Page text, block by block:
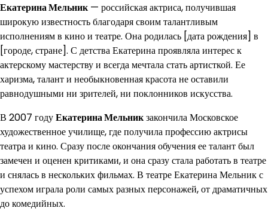
Екатерина Мельник— российская актриса, получившая
широкую известность благодаря своим талантливым
исполнениям в кино и театре. Она родилась [дата рождения] в
[городе, стране]. С детства Екатерина проявляла интерес к
актерскому мастерству и всегда мечтала стать артисткой. Ее
харизма, талант и необыкновенная красота не оставили
равнодушными ни зрителей, ни поклонников искусства.
В 2007 годуЕкатерина Мельникзакончила Московское
художественное училище, где получила профессию актрисы
театра и кино. Сразу после окончания обучения ее талант был
замечен и оценен критиками, и она сразу стала работать в театре
и снялась в нескольких фильмах. В театре Екатерина Мельник с
успехом играла роли самых разных персонажей, от драматичных
до комедийных.